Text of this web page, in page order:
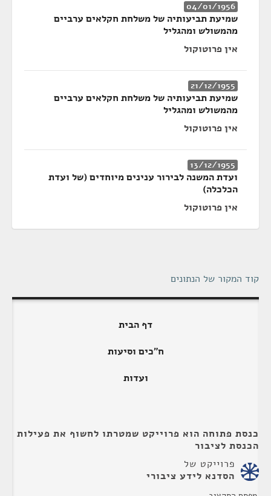
04/01/1956
שמיעת תביעותיה של משלחת חקלאים ערביים
מהמשולש ומהגליל
אין פרוטוקול
21/12/1955
שמיעת תביעותיה של משלחת חקלאים ערביים
מהמשולש ומהגליל
אין פרוטוקול
13/12/1955
ועדת המשנה לבירור ענינים מיוחדים (של ועדת
הכלכלה)
אין פרוטוקול
קוד המקור של הנתונים
דף הבית
ח"כים וסיעות
ועדות
כנסת פתוחה הוא פרוייקט שמטרתו לחשוף את פעילות
הכנסת לציבור
פרוייקט של
הסדנא לידע ציבורי